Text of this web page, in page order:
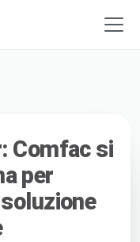
Comfac si
per